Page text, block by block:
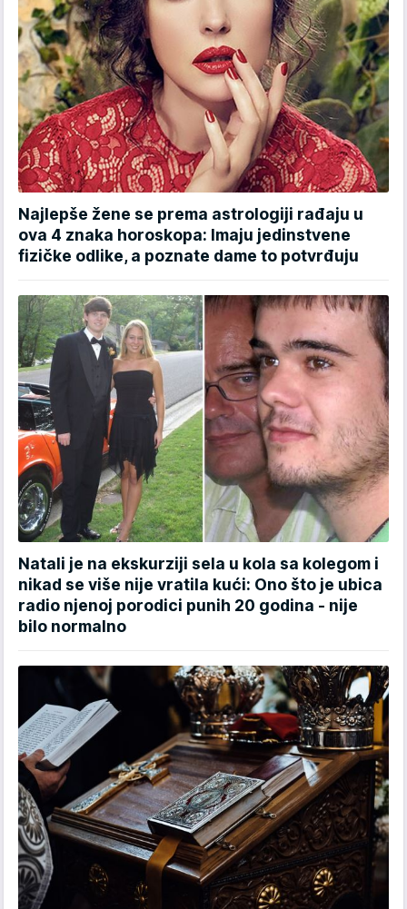
Najlepše žene se prema astrologiji rađaju u
ova 4 znaka horoskopa: Imaju jedinstvene
fizičke odlike, a poznate dame to potvrđuju
Natali je na ekskurziji sela u kola sa kolegom i
nikad se više nije vratila kući: Ono što je ubica
radio njenoj porodici punih 20 godina - nije
bilo normalno